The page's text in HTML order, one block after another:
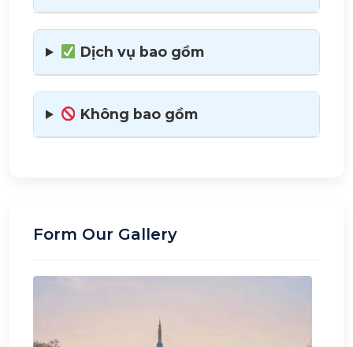
Dịch vụ bao gồm
Không bao gồm
Form Our Gallery